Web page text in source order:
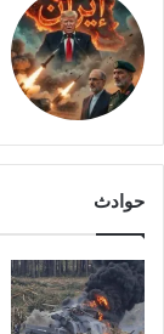
حوادث